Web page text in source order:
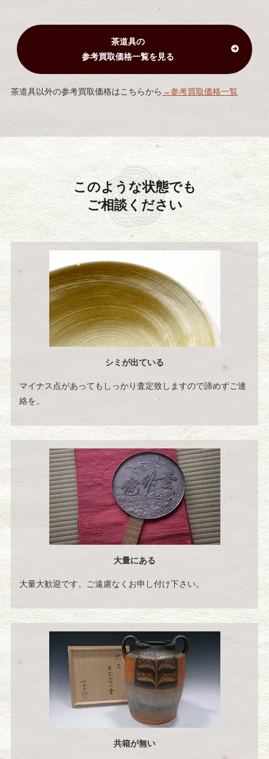
茶道具の
参考買取価格一覧を見る
茶道具以外の参考買取価格はこちらから →参考買取価格一覧
このような状態でも
ご相談ください
シミが出ている
マイナス点があってもしっかり査定致しますので諦めずご連
絡を。
大量にある
大量大歓迎です。ご遠慮なくお申し付け下さい。
共箱が無い